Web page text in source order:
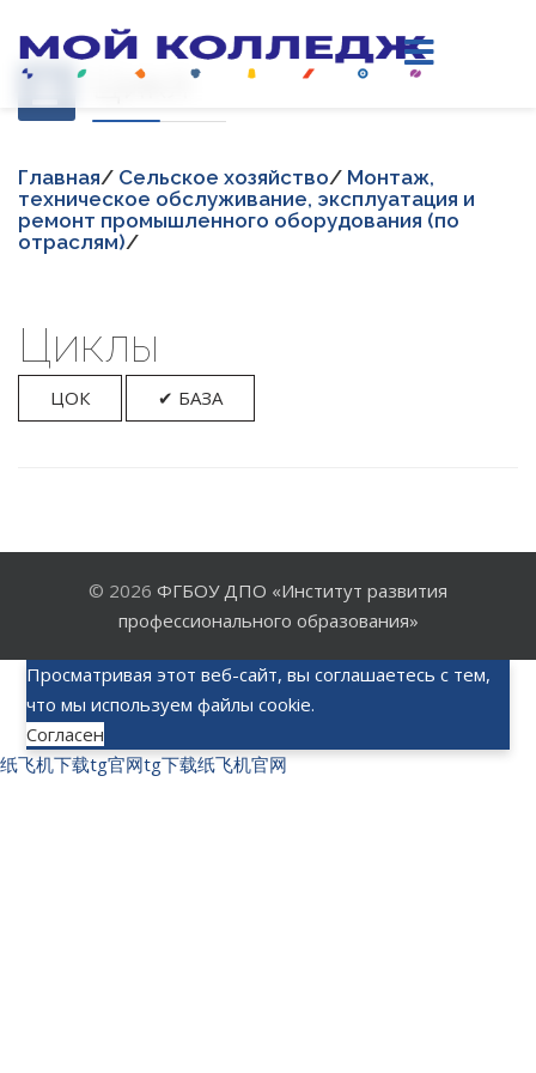
Цикл
Главная/ Сельское хозяйство/ Монтаж,
техническое обслуживание, эксплуатация и
ремонт промышленного оборудования (по
отраслям)/
Циклы
ЦОК ✔ БАЗА
© 2026 ФГБОУ ДПО «Институт развития
профессионального образования»
Просматривая этот веб-сайт, вы соглашаетесь с тем,
что мы используем файлы cookie.
Согласен
纸飞机下载tg官网tg下载纸飞机官网